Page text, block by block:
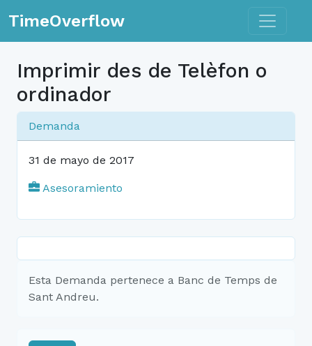
TimeOverflow Toggle
Imprimir des de Telèfon o
ordinador
Demanda
31 de mayo de 2017
Asesoramiento
Esta Demanda pertenece a Banc de Temps de
Sant Andreu.